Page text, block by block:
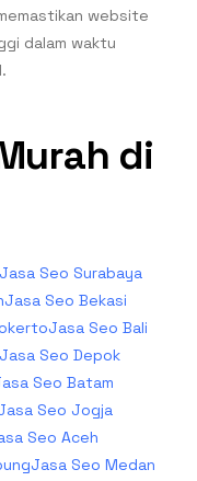
website
dalam waktu
di
Jasa Seo Surabaya
Jasa Seo Bekasi
Jasa Seo Bali
Jasa Seo Depok
Seo Batam
Seo Jogja
Seo Aceh
Jasa Seo Medan